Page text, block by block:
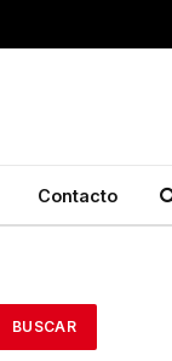
Contacto